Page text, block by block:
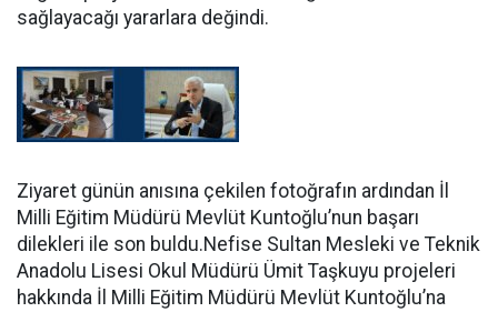
sağlayacağı yararlara değindi.
Ziyaret günün anısına çekilen fotoğrafın ardından İl
Milli Eğitim Müdürü Mevlüt Kuntoğlu’nun başarı
dilekleri ile son buldu.Nefise Sultan Mesleki ve Teknik
Anadolu Lisesi Okul Müdürü Ümit Taşkuyu projeleri
hakkında İl Milli Eğitim Müdürü Mevlüt Kuntoğlu’na